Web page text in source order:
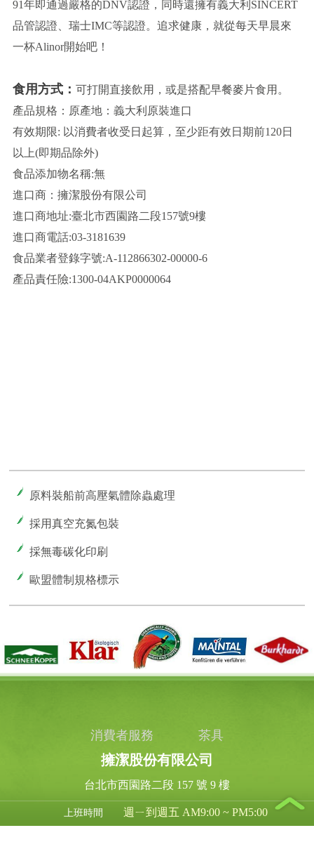
91年即通過嚴格的DNV認證，同時還擁有義大利SINCERT
品管認證、瑞士IMC等認證。追求健康，就從每天早晨來
一杯Alinor開始吧！
食用方式： 可打開直接飲用，或是搭配早餐麥片食用。
產品規格：原產地：義大利原裝進口
有效期限: 以消費者收受日起算，至少距有效日期前120日
以上(即期品除外)
食品添加物名稱:無
進口商：擁潔股份有限公司
進口商地址:臺北市西園路二段157號9樓
進口商電話:03-3181639
食品業者登錄字號:A-112866302-00000-6
產品責任險:1300-04AKP0000064
原料裝船前高壓氣體除蟲處理
採用真空充氮包裝
採無毒碳化印刷
歐盟體制規格標示
消費者服務 茶具
擁潔股份有限公司
台北市西園路二段 157 號 9 樓
上班時間 週ㄧ到週五 AM9:00 ~ PM5:00